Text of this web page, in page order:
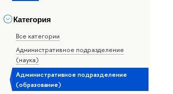
Категория
Все категории
Административное подразделение
(наука)
Административное подразделение
(образование)